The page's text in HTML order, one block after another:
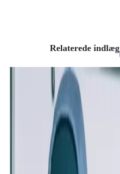
Relaterede indlæg